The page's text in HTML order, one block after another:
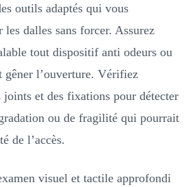
outils adaptés qui vous
dalles sans forcer. Assurez
tout dispositif anti odeurs ou
l’ouverture. Vérifiez
joints et des fixations pour détecter
ou de fragilité qui pourrait
de l’accès.
visuel et tactile approfondi